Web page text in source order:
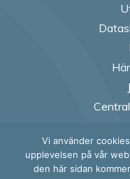
Vi använder
upplevelsen på vår
den här sidan